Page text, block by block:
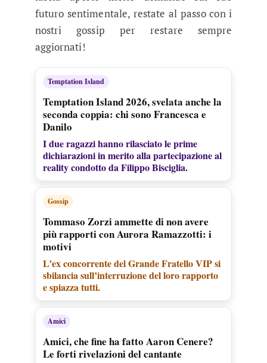
futuro sentimentale, restate al passo con i
nostri gossip per restare sempre
aggiornati!
Temptation Island
Temptation Island 2026, svelata anche la
seconda coppia: chi sono Francesca e
Danilo
I due ragazzi hanno rilasciato le prime
dichiarazioni in merito alla partecipazione al
reality condotto da Filippo Bisciglia.
Gossip
Tommaso Zorzi ammette di non avere
più rapporti con Aurora Ramazzotti: i
motivi
L’ex concorrente del Grande Fratello VIP si
sbilancia sull’interruzione del loro rapporto
e spiazza tutti.
Amici
Amici, che fine ha fatto Aaron Cenere?
Le forti rivelazioni del cantante